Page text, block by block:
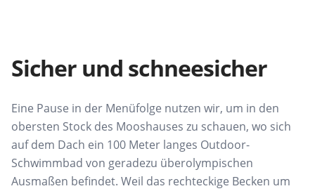
Sicher und schneesicher
Eine Pause in der Menüfolge nutzen wir, um in den
obersten Stock des Mooshauses zu schauen, wo sich
auf dem Dach ein 100 Meter langes Outdoor-
Schwimmbad von geradezu überolympischen
Ausmaßen befindet. Weil das rechteckige Becken um